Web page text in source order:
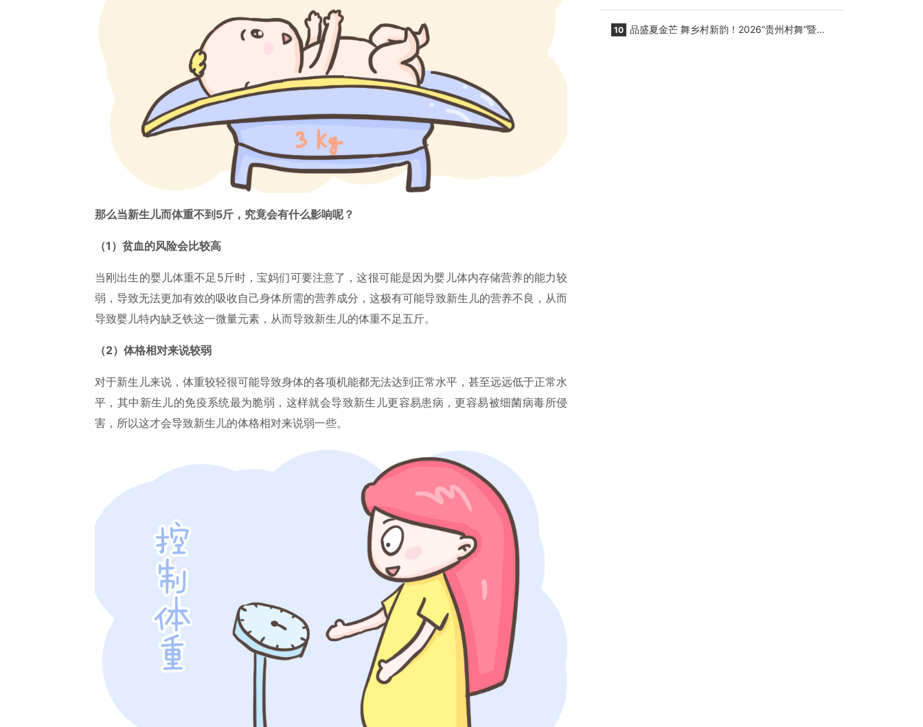
那么当新生儿而体重不到5斤，究竟会有什么影响呢？
（1）贫血的风险会比较高
当刚出生的婴儿体重不足5斤时，宝妈们可要注意了，这很可能是因为婴儿体内存储营养的能力较
弱，导致无法更加有效的吸收自己身体所需的营养成分，这极有可能导致新生儿的营养不良，从而
导致婴儿特内缺乏铁这一微量元素，从而导致新生儿的体重不足五斤。
（2）体格相对来说较弱
对于新生儿来说，体重较轻很可能导致身体的各项机能都无法达到正常水平，甚至远远低于正常水
平，其中新生儿的免疫系统最为脆弱，这样就会导致新生儿更容易患病，更容易被细菌病毒所侵
害，所以这才会导致新生儿的体格相对来说弱一些。
10 品盛夏金芒 舞乡村新韵！2026“贵州村舞”暨望